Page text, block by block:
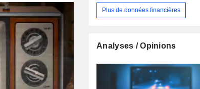
Plus de données financières
Analyses / Opinions